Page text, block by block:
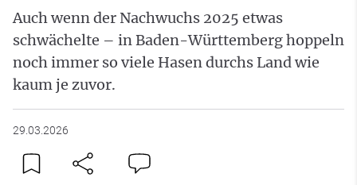
Auch wenn der Nachwuchs 2025 etwas
schwächelte – in Baden-Württemberg hoppeln
noch immer so viele Hasen durchs Land wie
kaum je zuvor.
29.03.2026